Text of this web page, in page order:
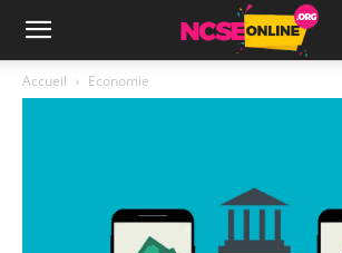
Accueil Economie